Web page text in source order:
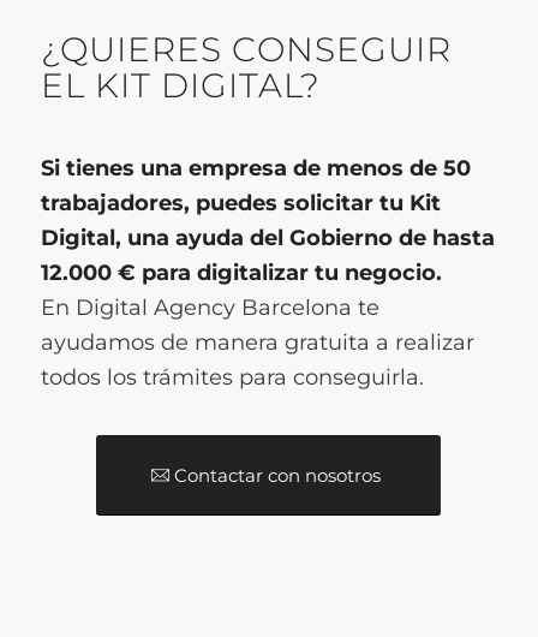
¿QUIERES CONSEGUIR
EL KIT DIGITAL?
Si tienes una empresa de menos de 50
trabajadores, puedes solicitar tu Kit
Digital, una ayuda del Gobierno de hasta
12.000 € para digitalizar tu negocio.
En Digital Agency Barcelona te
ayudamos de manera gratuita a realizar
todos los trámites para conseguirla.
Contactar con nosotros